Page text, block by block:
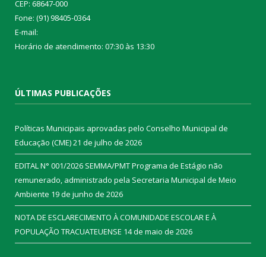
CEP: 68647-000
Fone: (91) 98405-0364
E-mail:
Horário de atendimento: 07:30 às 13:30
ÚLTIMAS PUBLICAÇÕES
Políticas Municipais aprovadas pelo Conselho Municipal de
Educação (CME)21 de julho de 2026
EDITAL N° 001/2026 SEMMA/PMT Programa de Estágio não
remunerado, administrado pela Secretaria Municipal de Meio
Ambiente 19 de junho de 2026
NOTA DE ESCLARECIMENTO À COMUNIDADE ESCOLAR E À
POPULAÇÃO TRACUATEUENSE 14 de maio de 2026